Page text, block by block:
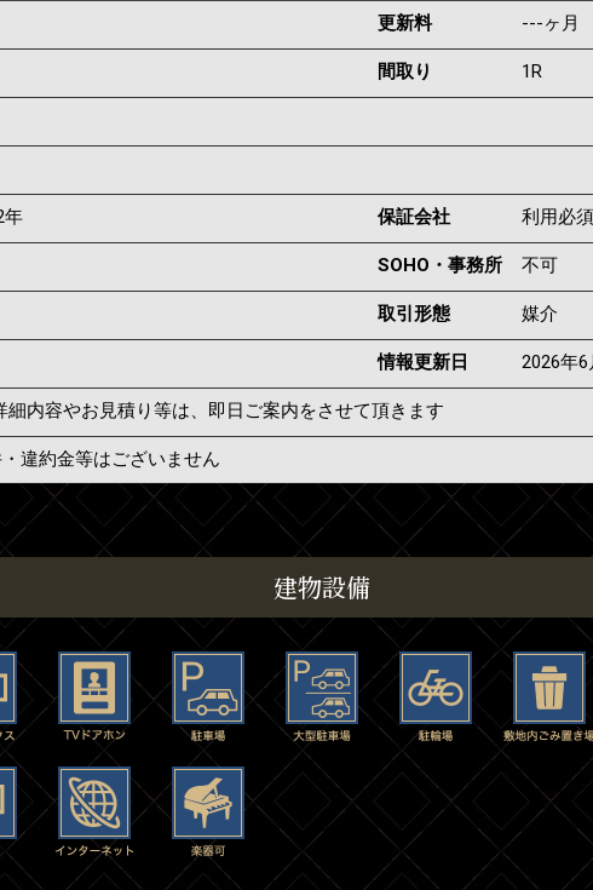
更新料 ---ヶ月
間取り 1R
年 保証会社 利用必須
SOHO・事務所 不可
取引形態 媒介
情報更新日 2026年
細内容やお見積り等は、即日ご案内をさせて頂きます
違約金等はございません
建物設備